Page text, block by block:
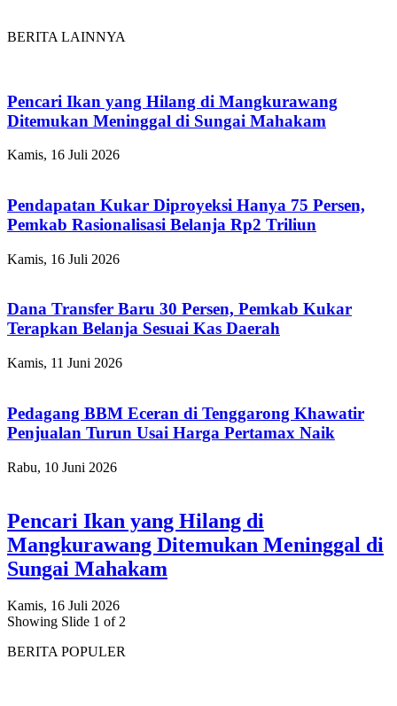
BERITA LAINNYA
Pencari Ikan yang Hilang di Mangkurawang
Ditemukan Meninggal di Sungai Mahakam
Kamis, 16 Juli 2026
Pendapatan Kukar Diproyeksi Hanya 75 Persen,
Pemkab Rasionalisasi Belanja Rp2 Triliun
Kamis, 16 Juli 2026
Dana Transfer Baru 30 Persen, Pemkab Kukar
Terapkan Belanja Sesuai Kas Daerah
Kamis, 11 Juni 2026
Pedagang BBM Eceran di Tenggarong Khawatir
Penjualan Turun Usai Harga Pertamax Naik
Rabu, 10 Juni 2026
Pencari Ikan yang Hilang di
Mangkurawang Ditemukan Meninggal di
Sungai Mahakam
Kamis, 16 Juli 2026
Showing Slide 1 of 2
BERITA POPULER